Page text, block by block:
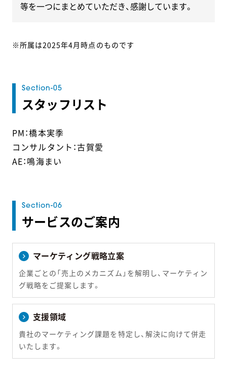
等を一つにまとめていただき、感謝しています。
※所属は2025年4月時点のものです
スタッフリスト
PM：橋本実季
コンサルタント：古賀愛
AE：鳴海まい
サービスのご案内
マーケティング戦略立案
企業ごとの「売上のメカニズム」を解明し、マーケティン
グ戦略をご提案します。
支援領域
貴社のマーケティング課題を特定し、解決に向けて併走
いたします。